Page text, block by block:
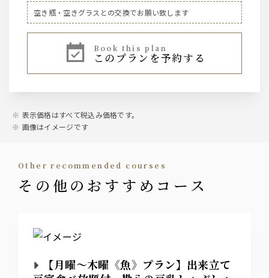
ビール
ハイボール、焼酎芋・麦、レモンサワー、ワイン赤・白、
空き瓶・空きグラスとの交換でお願い致します
book this plan
このプランを予約する
表示価格はすべて税込み価格です。
画像はイメージです
other recommended courses
その他のおすすめコース
【月曜～木曜《魚》プラン】出来立て